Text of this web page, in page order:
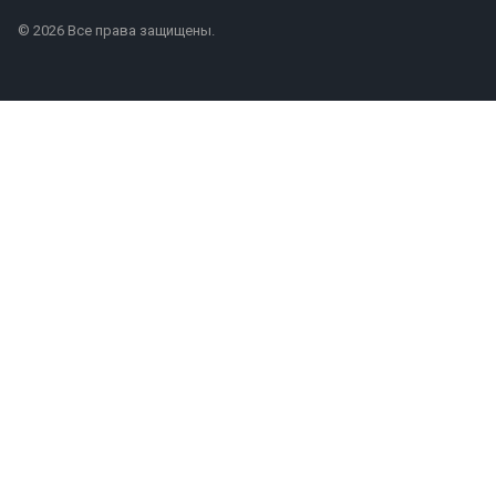
© 2026 Все права защищены.